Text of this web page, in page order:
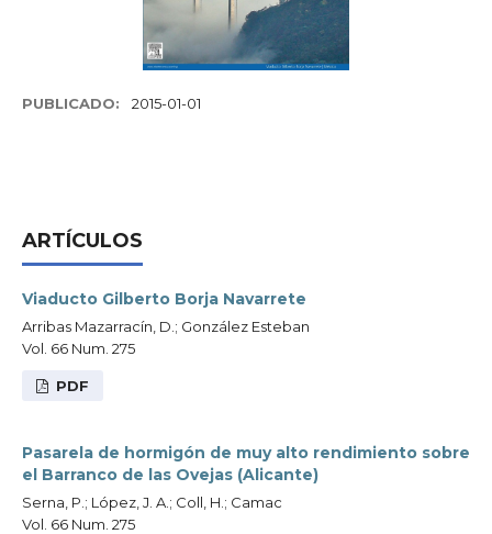
PUBLICADO: 2015-01-01
ARTÍCULOS
Viaducto Gilberto Borja Navarrete
Arribas Mazarracín, D.; González Esteban
Vol. 66 Num. 275
PDF
Pasarela de hormigón de muy alto rendimiento sobre
el Barranco de las Ovejas (Alicante)
Serna, P.; López, J. A.; Coll, H.; Camac
Vol. 66 Num. 275